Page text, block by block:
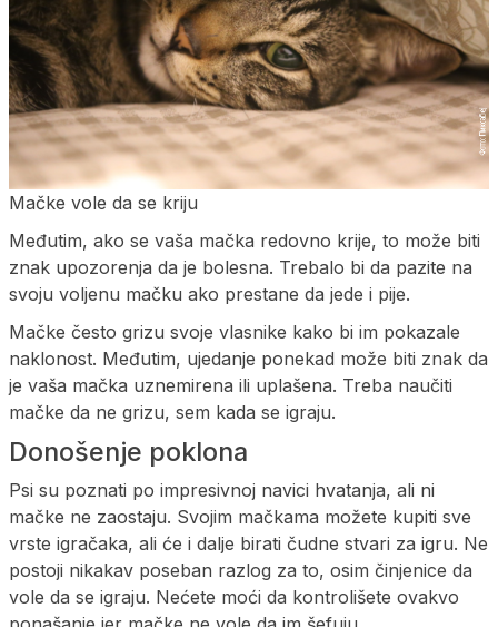
Mačke vole da se kriju
Međutim, ako se vaša mačka redovno krije, to može biti
znak upozorenja da je bolesna. Trebalo bi da pazite na
svoju voljenu mačku ako prestane da jede i pije.
Mačke često grizu svoje vlasnike kako bi im pokazale
naklonost. Međutim, ujedanje ponekad može biti znak da
je vaša mačka uznemirena ili uplašena. Treba naučiti
mačke da ne grizu, sem kada se igraju.
Donošenje poklona
Psi su poznati po impresivnoj navici hvatanja, ali ni
mačke ne zaostaju. Svojim mačkama možete kupiti sve
vrste igračaka, ali će i dalje birati čudne stvari za igru. Ne
postoji nikakav poseban razlog za to, osim činjenice da
vole da se igraju. Nećete moći da kontrolišete ovakvo